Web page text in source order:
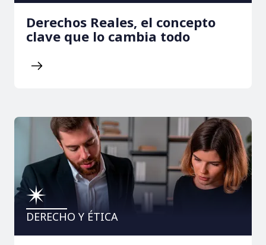
Derechos Reales, el concepto
clave que lo cambia todo
DERECHO Y ÉTICA